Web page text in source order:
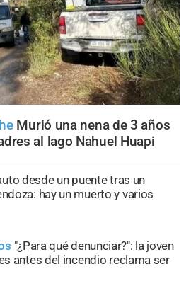
Murió una nena de 3 años
al lago Nahuel Huapi
desde un puente tras un
hay un muerto y varios
"¿Para qué denunciar?": la joven
antes del incendio reclama ser